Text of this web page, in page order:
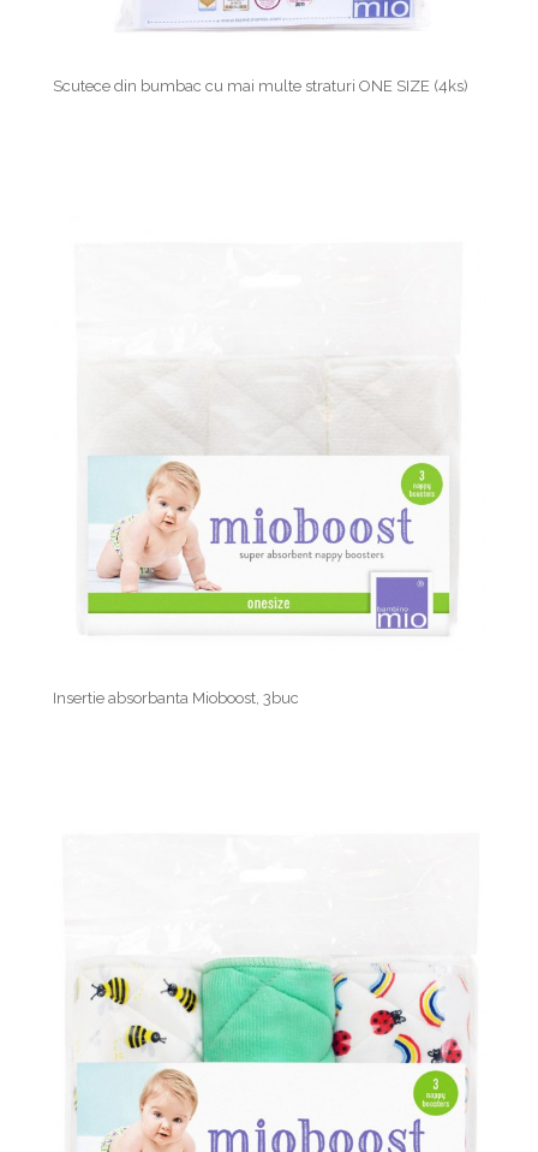
Scutece din bumbac cu mai multe straturi ONE SIZE (4ks)
Insertie absorbanta Mioboost, 3buc